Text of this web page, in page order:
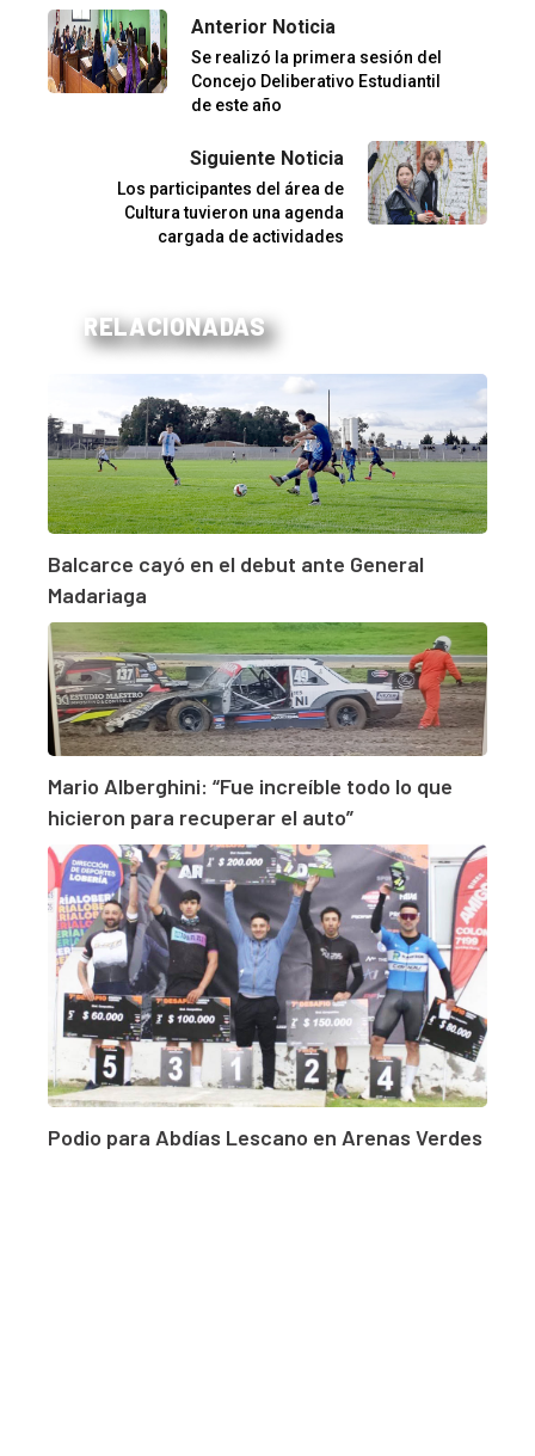
Anterior Noticia
Se realizó la primera sesión del
Concejo Deliberativo Estudiantil
de este año
Siguiente Noticia
Los participantes del área de
Cultura tuvieron una agenda
cargada de actividades
RELACIONADAS
Balcarce cayó en el debut ante General
Madariaga
Mario Alberghini: “Fue increíble todo lo que
hicieron para recuperar el auto”
Podio para Abdías Lescano en Arenas Verdes